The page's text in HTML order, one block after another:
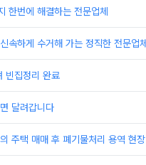
한번에 해결하는 전문업체
속하게 수거해 가는 정직한 전문업체
빈집정리 완료
달려갑니다
주택 매매 후 폐기물처리 용역 현장